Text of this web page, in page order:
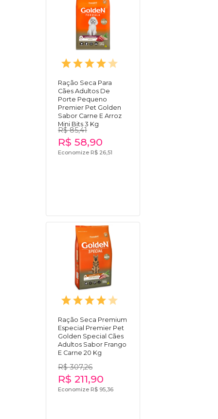
Ração Seca Para
Cães Adultos De
Porte Pequeno
Premier Pet Golden
Sabor Carne E Arroz
Mini Bits 3 Kg
R$ 85,41
R$ 58,90
Economize R$ 26,51
Ração Seca Premium
Especial Premier Pet
Golden Special Cães
Adultos Sabor Frango
E Carne 20 Kg
R$ 307,26
R$ 211,90
Economize R$ 95,36